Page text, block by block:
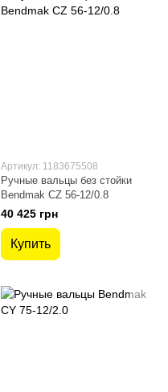
Артикул: 1183675508
Ручные вальцы без стойки
Bendmak CZ 56-12/0.8
40 425 грн
Купить